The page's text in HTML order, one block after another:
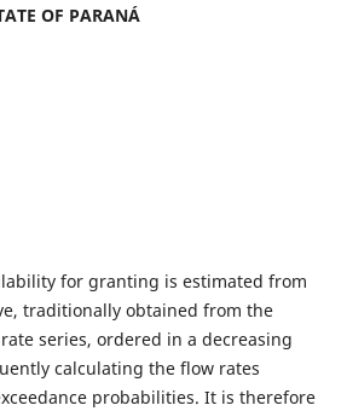
OF PARANÁ
for granting is estimated from
traditionally obtained from the
series, ordered in a decreasing
calculating the flow rates
probabilities. It is therefore